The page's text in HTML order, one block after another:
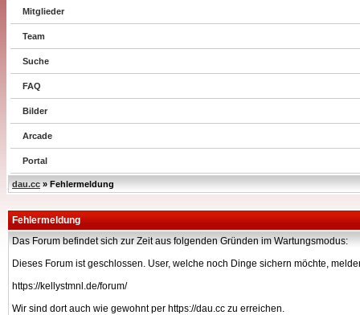
Mitglieder
Team
Suche
FAQ
Bilder
Arcade
Portal
dau.cc » Fehlermeldung
Fehlermeldung
Das Forum befindet sich zur Zeit aus folgenden Gründen im Wartungsmodus:
Dieses Forum ist geschlossen. User, welche noch Dinge sichern möchte,
https://kellystmnl.de/forum/
Wir sind dort auch wie gewohnt per https://dau.cc zu erreichen.